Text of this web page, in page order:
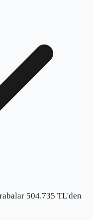
504.735 TL'den